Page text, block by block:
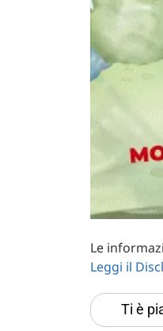
Le
Leggi il
Ti è